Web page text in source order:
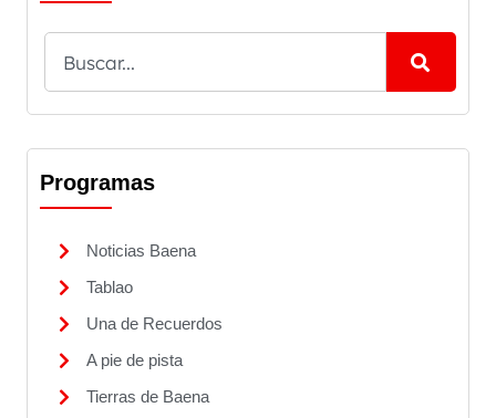
Programas
Noticias Baena
Tablao
Una de Recuerdos
A pie de pista
Tierras de Baena